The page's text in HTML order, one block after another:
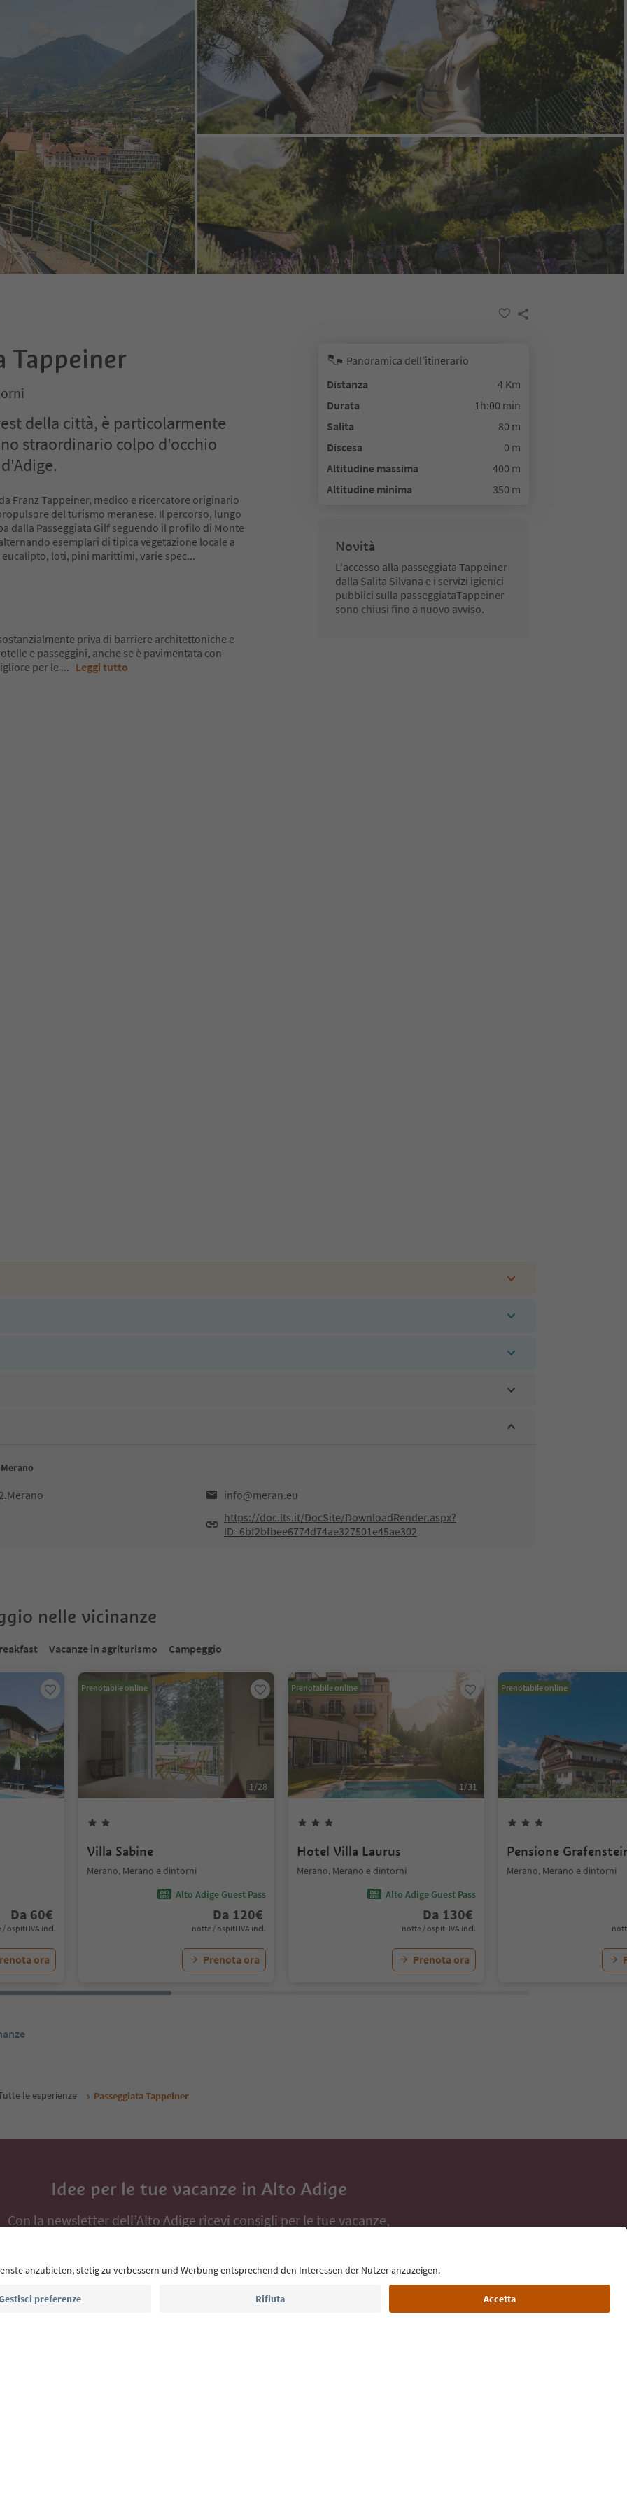
Tappeiner
della città, è particolarmente
straordinario colpo d'occhio
Franz Tappeiner, medico e ricercatore originario
del turismo meranese. Il percorso, lungo
dalla Passeggiata Gilf seguendo il profilo di Monte
esemplari di tipica vegetazione locale a
loti, pini marittimi, varie spec...
priva di barriere architettoniche e
e passeggini, anche se è pavimentata con
per le ... Leggi tutto
Panoramica dell’itinerario
Distanza
4 Km
Durata
1h:00 min
Salita
80 m
Discesa
0 m
Altitudine massima
400 m
Altitudine minima
350 m
Novità
L'accesso alla passeggiata Tappeiner
dalla Salita Silvana e i servizi igienici
pubblici sulla passeggiataTappeiner
sono chiusi fino a nuovo avviso.
info@meran.eu
https://doc.lts.it/DocSite/DownloadRender.aspx?
ID=6bf2bfbee6774d74ae327501e45ae302
nelle vicinanze
Vacanze in agriturismo Campeggio
Da 60€
/ ospiti IVA incl.
ora
Prenotabile online
1/28
Villa Sabine
Merano, Merano e dintorni
Alto Adige Guest Pass
Da 120€
notte / ospiti IVA incl.
Prenota ora
Prenotabile online
1/31
Hotel Villa Laurus
Merano, Merano e dintorni
Alto Adige Guest Pass
Da 130€
notte / ospiti IVA incl.
Prenota ora
Prenotabile online
Pensione
Merano, Merano e dintorni
le esperienze Passeggiata Tappeiner
Idee per le tue vacanze in Alto Adige
Con la newsletter dell’Alto Adige ricevi consigli per le tue vacanze,